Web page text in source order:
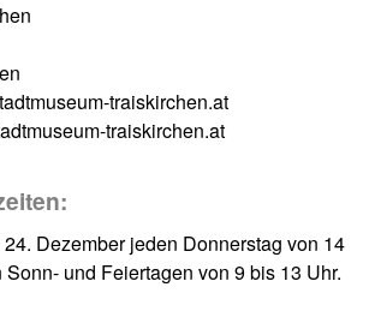
traiskirchen.at
traiskirchen.at
Dezember jeden Donnerstag von 14
und Feiertagen von 9 bis 13 Uhr.